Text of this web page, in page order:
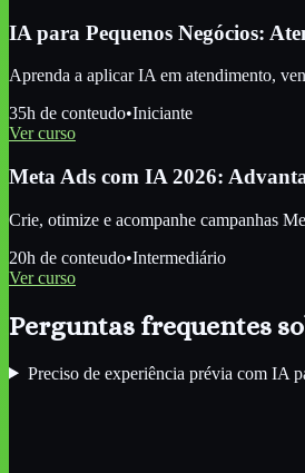
IA para Pequenos Negócios:
Aprenda a aplicar IA em atendimento,
35h de conteudo•Iniciante
Ver curso
Meta Ads com IA 2026:
Crie, otimize e acompanhe campanhas
20h de conteudo•Intermediário
Ver curso
Perguntas frequentes
Preciso de experiência prévia com IA